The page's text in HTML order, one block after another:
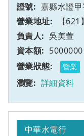
嘉縣水證
【
吳美萱
5000000
營業
詳細資料
中華水電行